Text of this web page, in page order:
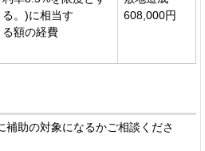
る。)に相当す
る額の経費
608,000円
補助の対象になるかご相談くださ